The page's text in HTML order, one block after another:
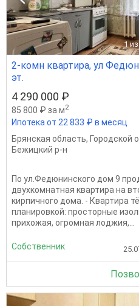
1
2-комн квартира, ул
эт.
4 290 000 ₽
85 800 ₽ за м2
Ипотека от 22 833 ₽ в месяц
Брянская область, Городской
Бежицкий р-н
По ул.Федюнинского дом 9
двухкомнатная квартира на
кирпичного дома. - Квартира
планировкой: просторные
прихожая, огромная лоджия,...
Собственник